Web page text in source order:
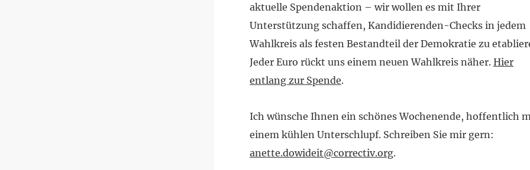
aktuelle Spendenaktion – wir wollen es mit Ihrer
Unterstützung schaffen, Kandidierenden-Checks in jedem
Wahlkreis als festen Bestandteil der Demokratie zu
Jeder Euro rückt uns einem neuen Wahlkreis näher. Hier
entlang zur Spende.
Ich wünsche Ihnen ein schönes Wochenende, hoffentlich
einem kühlen Unterschlupf. Schreiben Sie mir gern:
anette.dowideit@correctiv.org.